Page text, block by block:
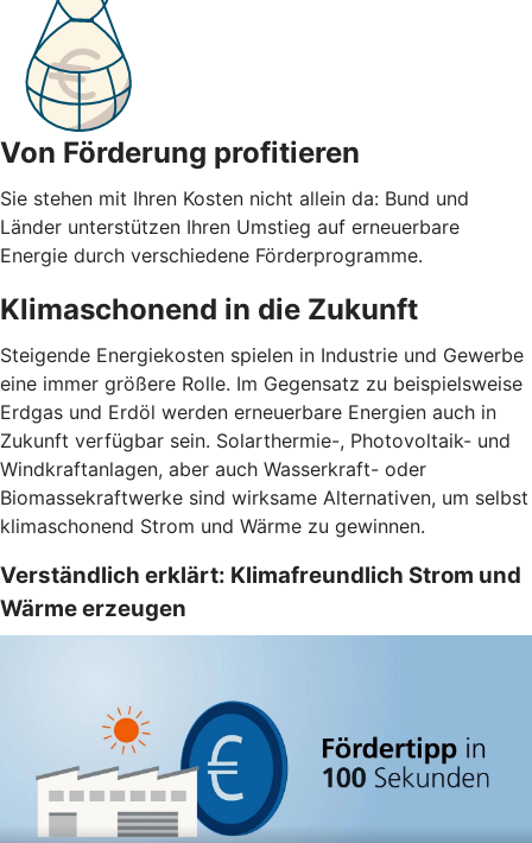
Von Förderung profitieren
Sie stehen mit Ihren Kosten nicht allein da: Bund und
Länder unterstützen Ihren Umstieg auf erneuerbare
Energie durch verschiedene Förderprogramme.
Klimaschonend in die Zukunft
Steigende Energiekosten spielen in Industrie und Gewerbe
eine immer größere Rolle. Im Gegensatz zu beispielsweise
Erdgas und Erdöl werden erneuerbare Energien auch in
Zukunft verfügbar sein. Solarthermie-, Photovoltaik- und
Windkraftanlagen, aber auch Wasserkraft- oder
Biomassekraftwerke sind wirksame Alternativen, um selbst
klimaschonend Strom und Wärme zu gewinnen.
Verständlich erklärt: Klimafreundlich Strom und
Wärme erzeugen